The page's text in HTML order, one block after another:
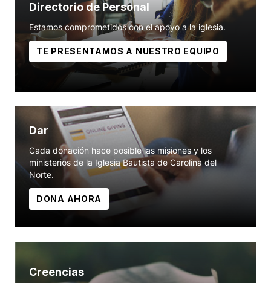
Directorio de Personal
Estamos comprometidos con el apoyo a la iglesia.
TE PRESENTAMOS A NUESTRO EQUIPO
Dar
Cada donación hace posible las misiones y los
ministerios de la Iglesia Bautista de Carolina del
Norte.
DONA AHORA
Creencias